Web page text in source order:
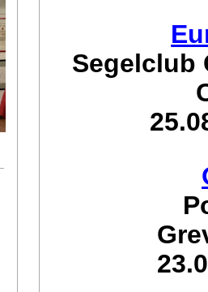
Segelclub